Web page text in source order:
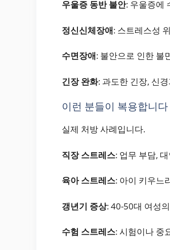
우울증 동반 불안: 우울증에
정신신체장애: 스트레스성
수면장애: 불안으로 인한 불
긴장 완화: 과도한 긴장, 신
이런 분들이 복용합니다
실제 처방 사례입니다.
직장 스트레스: 업무 부담,
육아 스트레스: 아이 키우느
갱년기 증상: 40-50대 여성
수험 스트레스: 시험이나 중